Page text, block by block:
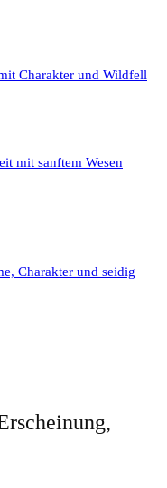
Charakter und Wildfell
mit sanftem Wesen
Charakter und seidig